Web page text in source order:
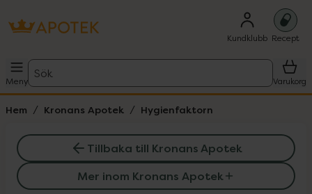
Kundklubb Recept
Meny
Sök
Varukorg
Hem Kronans Apotek Hygienfaktorn
Tillbaka till Kronans Apotek
Mer inom Kronans Apotek